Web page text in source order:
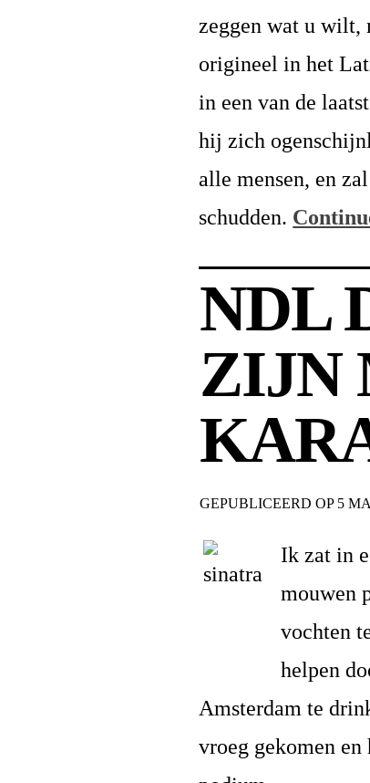
zeggen wat u wilt,
origineel in het
in een van de
hij zich
alle mensen, en
schudden.
NDL
ZIJN
GEPUBLICEERD OP 5
Ik zat in
mouwen
vochten
helpen
Amsterdam te
vroeg gekomen en